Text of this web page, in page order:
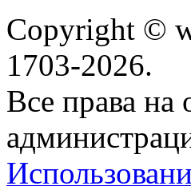
Copyright ©
1703-2026.
Все права на